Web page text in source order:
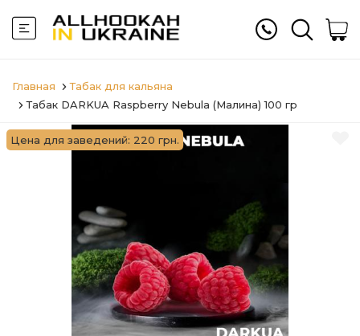
Главная
Табак для кальяна
Табак DARKUA Raspberry Nebula (Малина) 100 гр
Цена для заведений: 220 грн.